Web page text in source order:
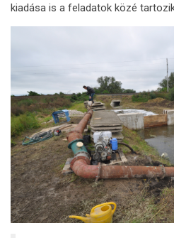
kiadása is a feladatok közé